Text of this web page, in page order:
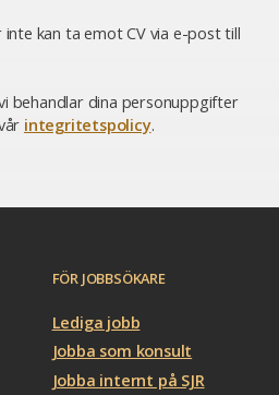
kan ta emot CV via e-post till
behandlar dina personuppgifter
integritetspolicy.
FÖR JOBBSÖKARE
Lediga jobb
Jobba som konsult
Jobba internt på SJR